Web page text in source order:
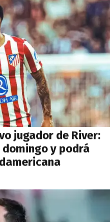
jugador de River:
y podrá